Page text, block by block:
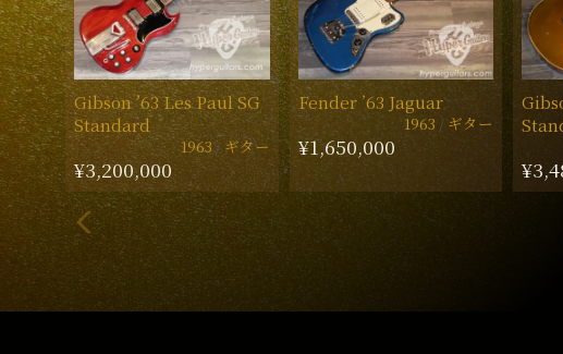
Gibson ’63 Les Paul SG
Standard
1963 ギター
¥3,200,000
Fender ’63 Jaguar
1963 ギター
¥1,650,000